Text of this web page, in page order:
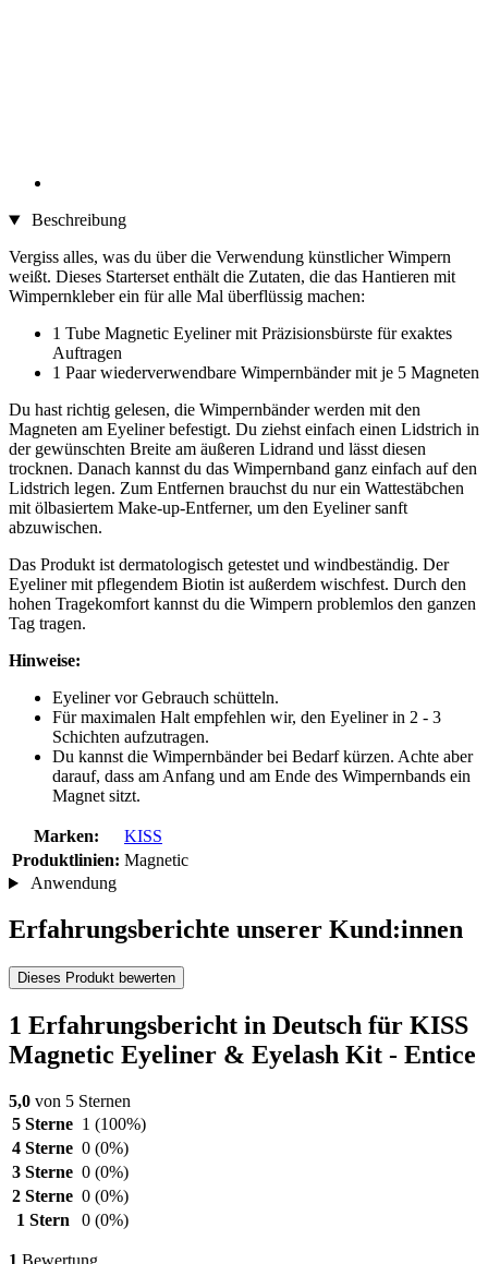
Beschreibung
Vergiss alles, was du über die Verwendung künstlicher Wimpern
weißt. Dieses Starterset enthält die Zutaten, die das Hantieren mit
Wimpernkleber ein für alle Mal überflüssig machen:
1 Tube Magnetic Eyeliner mit Präzisionsbürste für exaktes
Auftragen
1 Paar wiederverwendbare Wimpernbänder mit je 5 Magneten
Du hast richtig gelesen, die Wimpernbänder werden mit den
Magneten am Eyeliner befestigt. Du ziehst einfach einen Lidstrich in
der gewünschten Breite am äußeren Lidrand und lässt diesen
trocknen. Danach kannst du das Wimpernband ganz einfach auf den
Lidstrich legen. Zum Entfernen brauchst du nur ein Wattestäbchen
mit ölbasiertem Make-up-Entferner, um den Eyeliner sanft
abzuwischen.
Das Produkt ist dermatologisch getestet und windbeständig. Der
Eyeliner mit pflegendem Biotin ist außerdem wischfest. Durch den
hohen Tragekomfort kannst du die Wimpern problemlos den ganzen
Tag tragen.
Hinweise:
Eyeliner vor Gebrauch schütteln.
Für maximalen Halt empfehlen wir, den Eyeliner in 2 - 3
Schichten aufzutragen.
Du kannst die Wimpernbänder bei Bedarf kürzen. Achte aber
darauf, dass am Anfang und am Ende des Wimpernbands ein
Magnet sitzt.
Marken:
KISS
Produktlinien: Magnetic
Anwendung
Erfahrungsberichte unserer Kund:innen
Dieses Produkt bewerten
1 Erfahrungsbericht in Deutsch für KISS
Magnetic Eyeliner & Eyelash Kit - Entice
5,0 von 5 Sternen
5 Sterne 1 (100%)
4 Sterne 0 (0%)
3 Sterne 0 (0%)
2 Sterne 0 (0%)
1 Stern
0 (0%)
1 Bewertung